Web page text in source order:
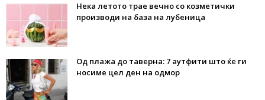
Нека летото трае вечно со козметички
производи на база на лубеница
Од плажа до таверна: 7 аутфити што ќе ги
носиме цел ден на одмор